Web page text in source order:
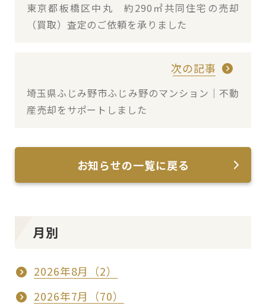
東京都板橋区中丸 約290㎡共同住宅の売却
（買取）査定のご依頼を承りました
次の記事
埼玉県ふじみ野市ふじみ野のマンション｜不動
産売却をサポートしました
お知らせの一覧に戻る
月別
2026年8月（2）
2026年7月（70）